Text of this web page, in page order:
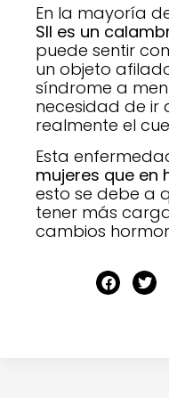
En la mayoría
SII es un
puede sentir
un objeto
síndrome a
necesidad de ir
realmente el
Esta
mujeres que en
esto se debe a
tener más
cambios